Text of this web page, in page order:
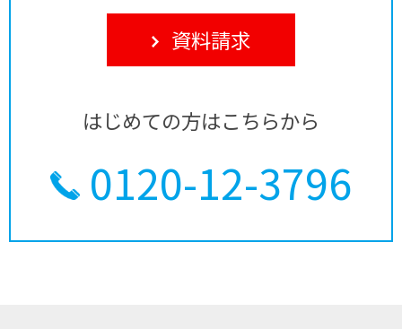
資料請求
はじめての方はこちらから
0120-12-3796